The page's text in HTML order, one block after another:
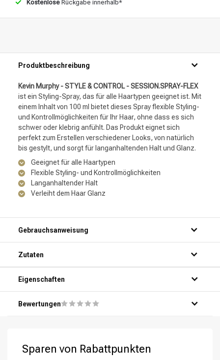
Kostenlose Rückgabe innerhalb*
Produktbeschreibung
Kevin Murphy - STYLE & CONTROL - SESSION.SPRAY-FLEX
ist ein Styling-Spray, das für alle Haartypen geeignet ist. Mit
einem Inhalt von 100 ml bietet dieses Spray flexible Styling-
und Kontrollmöglichkeiten für Ihr Haar, ohne dass es sich
schwer oder klebrig anfühlt. Das Produkt eignet sich
perfekt zum Erstellen verschiedener Looks, von natürlich
bis gestylt, und sorgt für langanhaltenden Halt und Glanz.
Geeignet für alle Haartypen
Flexible Styling- und Kontrollmöglichkeiten
Langanhaltender Halt
Verleiht dem Haar Glanz
Gebrauchsanweisung
Produkts auf trockenes Haar.
Schritt 2: Verteilen Sie das Spray gleichmäßig über das
Haar, indem Sie es mit den Fingern durchkämmen.
Glätteisen oder Lockenstab.
Schritt 4: Lassen Sie das Produkt vollständig trocknen,
Zutaten
Eigenschaften
Bewertungen
Sparen von Rabattpunkten